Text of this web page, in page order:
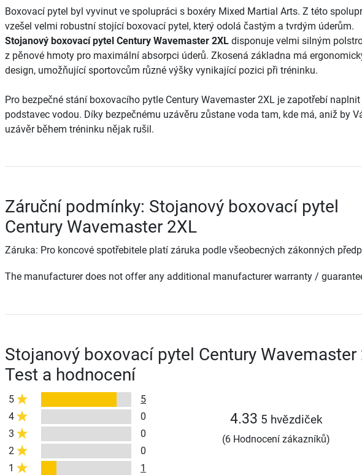
Boxovací pytel byl vyvinut ve spolupráci s boxéry Mixed Martial Arts. Z této
vzešel velmi robustní stojící boxovací pytel, který odolá častým a tvrdým úderům.
Stojanový boxovací pytel Century Wavemaster 2XLdisponuje velmi silným
z pěnové hmoty pro maximální absorpci úderů. Zkosená základna má
design, umožňující sportovcům různé výšky vynikající pozici při tréninku.
Pro bezpečné stání boxovacího pytle Century Wavemaster 2XL je zapotřebí naplnit
podstavec vodou. Díky bezpečnému uzávěru zůstane voda tam, kde má, aniž by
uzávěr během tréninku nějak rušil.
Záruční podmínky: Stojanový boxovací pytel
Century Wavemaster 2XL
Záruka: Pro koncové spotřebitele platí záruka podle všeobecných zákonných
The manufacturer does not offer any additional manufacturer warranty /
Stojanový boxovací pytel Century Wavemaster
Test a hodnocení
5
5
4
0
3
0
2
0
1
1
4.33 5 hvězdiček
(6 Hodnocení zákazníků)